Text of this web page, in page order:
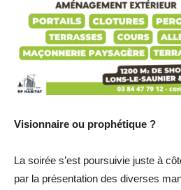
Visionnaire ou prophétique ?
La soirée s’est poursuivie juste à
par la présentation des diverses